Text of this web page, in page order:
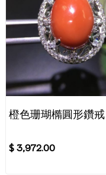
橙色珊瑚橢圓形鑽戒
$ 3,972.00